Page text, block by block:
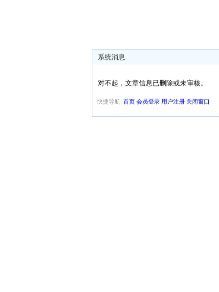
系统消息
对不起，文章信息已删除或未审核。
快捷导航: 首页 会员登录 用户注册 关闭窗口